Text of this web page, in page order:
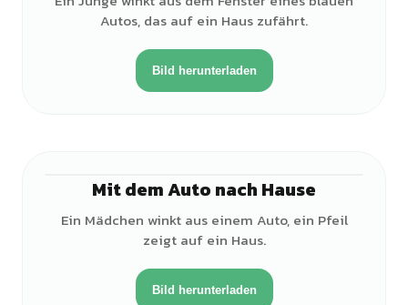
Autos, das auf ein Haus zufährt.
Bild herunterladen
Mit dem Auto nach Hause
Ein Mädchen winkt aus einem Auto, ein Pfeil
zeigt auf ein Haus.
Bild herunterladen